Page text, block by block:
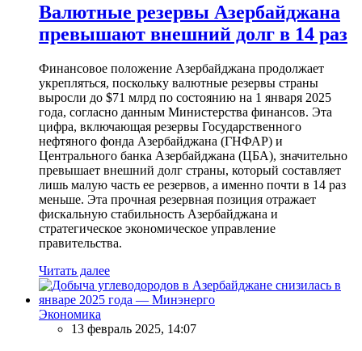
Валютные резервы Азербайджана
превышают внешний долг в 14 раз
Финансовое положение Азербайджана продолжает
укрепляться, поскольку валютные резервы страны
выросли до $71 млрд по состоянию на 1 января 2025
года, согласно данным Министерства финансов. Эта
цифра, включающая резервы Государственного
нефтяного фонда Азербайджана (ГНФАР) и
Центрального банка Азербайджана (ЦБА), значительно
превышает внешний долг страны, который составляет
лишь малую часть ее резервов, а именно почти в 14 раз
меньше. Эта прочная резервная позиция отражает
фискальную стабильность Азербайджана и
стратегическое экономическое управление
правительства.
Читать далее
Экономика
13 февраль 2025, 14:07